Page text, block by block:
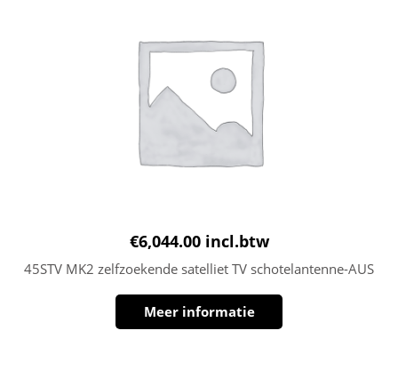
€6,044.00 incl.btw
45STV MK2 zelfzoekende satelliet TV schotelantenne-AUS
Meer informatie